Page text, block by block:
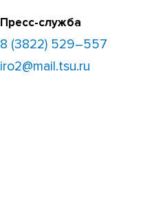
Пресс-служба
8 (3822) 529–557
iro2@mail.tsu.ru